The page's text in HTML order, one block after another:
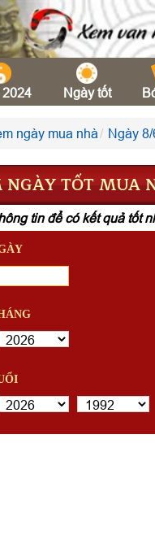
Ngày tốt
ngày mua nhà Ngày
TỐT MUA
tin để có kết quả tốt